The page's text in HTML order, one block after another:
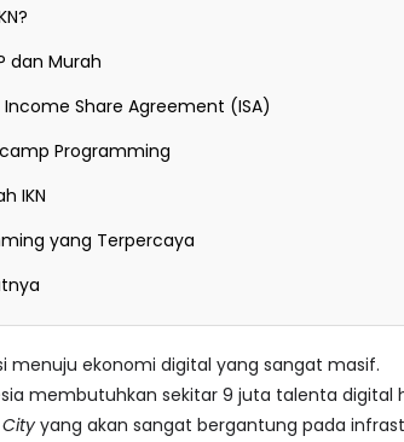
dan Murah
Share Agreement (ISA)
Programming
IKN
yang Terpercaya
menuju ekonomi digital yang sangat masif.
membutuhkan sekitar 9 juta talenta digital
yang akan sangat bergantung pada